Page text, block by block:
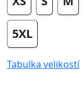
5XL
Tabulka velikostí